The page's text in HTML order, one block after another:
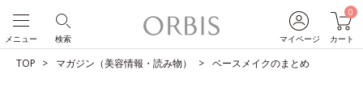
マイページ
0
カート
検索
メニュー
TOP マガジン（美容情報・読み物） ベースメイクのまとめ